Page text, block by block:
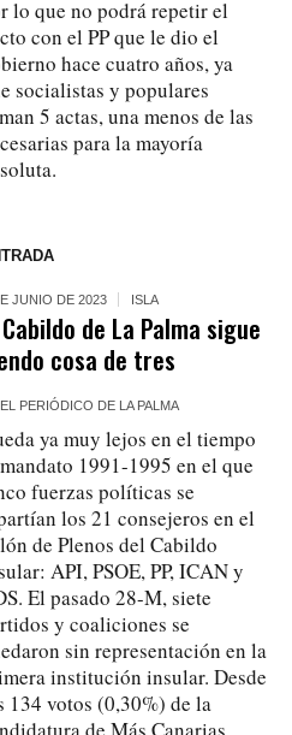
lo que no podrá repetir el
con el PP que le dio el
hace cuatro años, ya
socialistas y populares
5 actas, una menos de las
para la mayoría
JUNIO DE 2023 ISLA
de La Palma sigue
cosa de tres
EL PERIÓDICO DE LA PALMA
ya muy lejos en el tiempo
1991-1995 en el que
fuerzas políticas se
los 21 consejeros en el
de Plenos del Cabildo
API, PSOE, PP, ICAN y
El pasado 28-M, siete
y coaliciones se
sin representación en la
institución insular. Desde
134 votos (0,30%) de la
de Más Canarias